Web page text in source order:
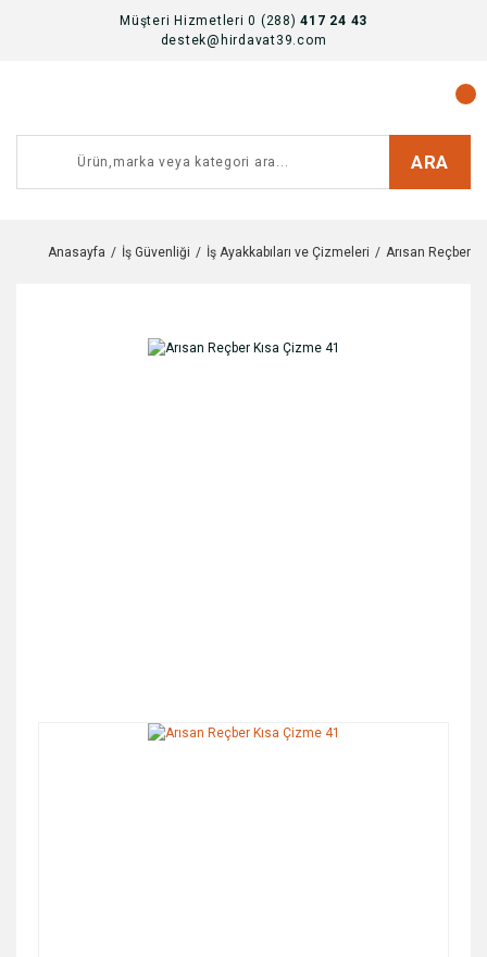
Müşteri Hizmetleri 0 (288)417 24 43
destek@hirdavat39.com
ARA
Anasayfa İş Güvenliği İş Ayakkabıları ve Çizmeleri Arısan Reçber